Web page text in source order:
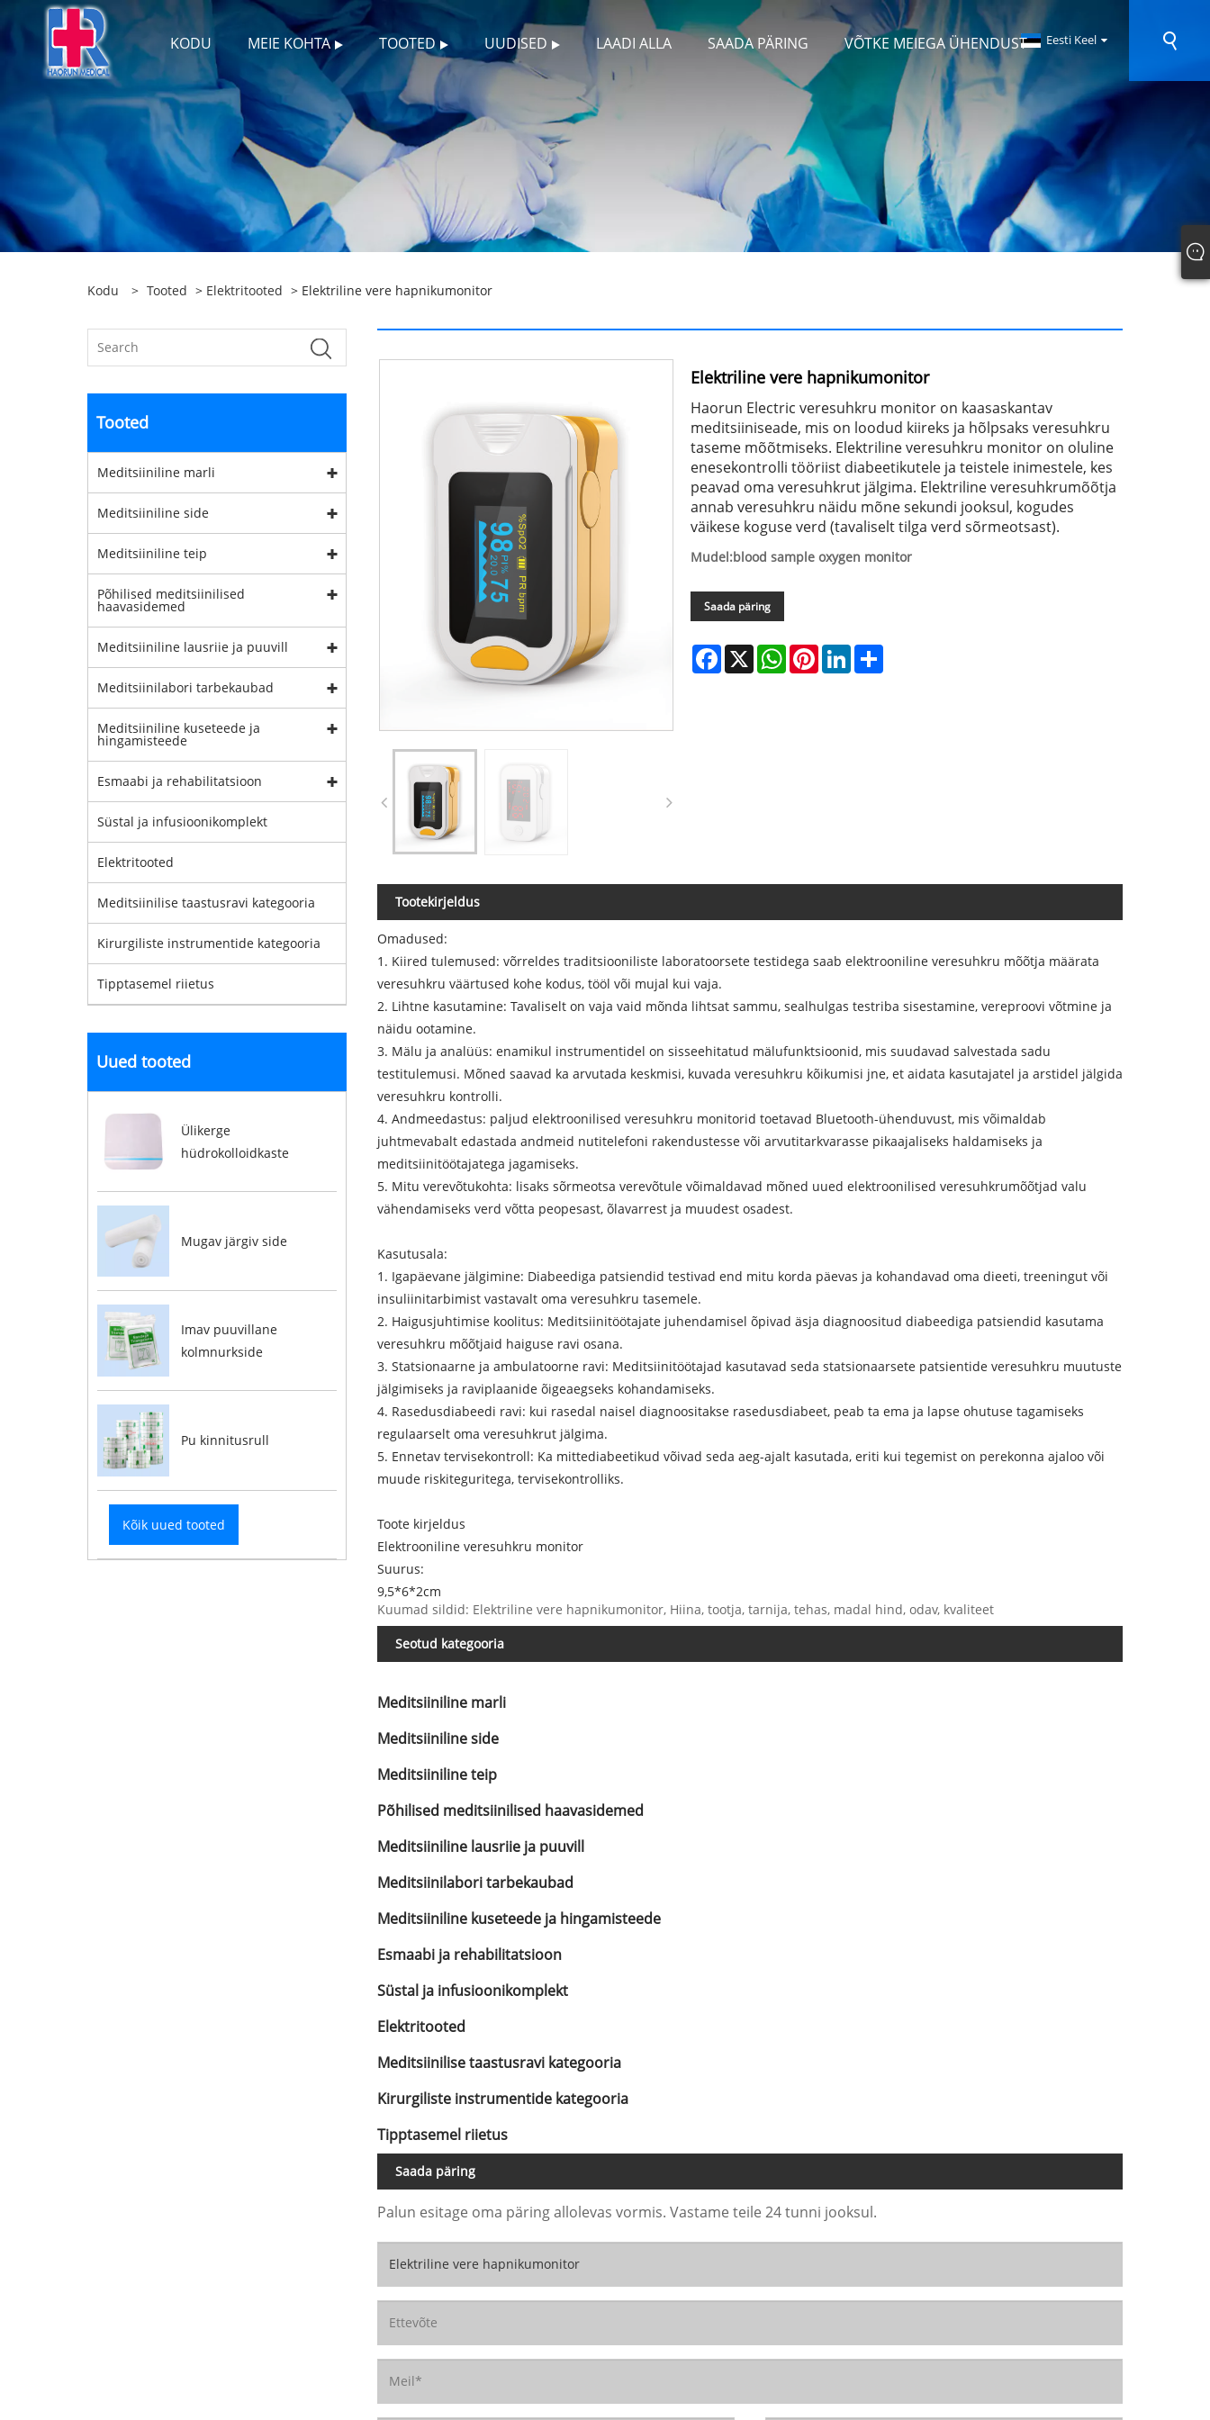
KODU MEIE KOHTA TOOTED UUDISED LAADI ALLA SAADA PÄRING VÕTKE MEIEGA ÜHENDUST Eesti Keel
Kodu > Tooted > Elektritooted > Elektriline vere hapnikumonitor
Tooted
Meditsiiniline marli
Meditsiiniline side
Meditsiiniline teip
Põhilised meditsiinilised
haavasidemed
Meditsiiniline lausriie ja puuvill
Meditsiinilabori tarbekaubad
Meditsiiniline kuseteede ja
hingamisteede
Esmaabi ja rehabilitatsioon
Süstal ja infusioonikomplekt
Elektritooted
Meditsiinilise taastusravi kategooria
Kirurgiliste instrumentide kategooria
Tipptasemel riietus
Uued tooted
Ülikerge
hüdrokolloidkaste
Mugav järgiv side
Imav puuvillane
kolmnurkside
Pu kinnitusrull
Kõik uued tooted
Elektriline vere hapnikumonitor
Haorun Electric veresuhkru monitor on kaasaskantav
meditsiiniseade, mis on loodud kiireks ja hõlpsaks veresuhkru
taseme mõõtmiseks. Elektriline veresuhkru monitor on oluline
enesekontrolli tööriist diabeetikutele ja teistele inimestele, kes
peavad oma veresuhkrut jälgima. Elektriline veresuhkrumõõtja
annab veresuhkru näidu mõne sekundi jooksul, kogudes
väikese koguse verd (tavaliselt tilga verd sõrmeotsast).
Mudel:blood sample oxygen monitor
Saada päring
Facebook
X WhatsAppPinterestLinkedInShare
Tootekirjeldus
Omadused:
1. Kiired tulemused: võrreldes traditsiooniliste laboratoorsete testidega saab elektrooniline veresuhkru mõõtja määrata
veresuhkru väärtused kohe kodus, tööl või mujal kui vaja.
2. Lihtne kasutamine: Tavaliselt on vaja vaid mõnda lihtsat sammu, sealhulgas testriba sisestamine, vereproovi võtmine ja
näidu ootamine.
3. Mälu ja analüüs: enamikul instrumentidel on sisseehitatud mälufunktsioonid, mis suudavad salvestada sadu
testitulemusi. Mõned saavad ka arvutada keskmisi, kuvada veresuhkru kõikumisi jne, et aidata kasutajatel ja arstidel jälgida
veresuhkru kontrolli.
4. Andmeedastus: paljud elektroonilised veresuhkru monitorid toetavad Bluetooth-ühenduvust, mis võimaldab
juhtmevabalt edastada andmeid nutitelefoni rakendustesse või arvutitarkvarasse pikaajaliseks haldamiseks ja
meditsiinitöötajatega jagamiseks.
5. Mitu verevõtukohta: lisaks sõrmeotsa verevõtule võimaldavad mõned uued elektroonilised veresuhkrumõõtjad valu
vähendamiseks verd võtta peopesast, õlavarrest ja muudest osadest.
Kasutusala:
1. Igapäevane jälgimine: Diabeediga patsiendid testivad end mitu korda päevas ja kohandavad oma dieeti, treeningut või
insuliinitarbimist vastavalt oma veresuhkru tasemele.
2. Haigusjuhtimise koolitus: Meditsiinitöötajate juhendamisel õpivad äsja diagnoositud diabeediga patsiendid kasutama
veresuhkru mõõtjaid haiguse ravi osana.
3. Statsionaarne ja ambulatoorne ravi: Meditsiinitöötajad kasutavad seda statsionaarsete patsientide veresuhkru muutuste
jälgimiseks ja raviplaanide õigeaegseks kohandamiseks.
4. Rasedusdiabeedi ravi: kui rasedal naisel diagnoositakse rasedusdiabeet, peab ta ema ja lapse ohutuse tagamiseks
regulaarselt oma veresuhkrut jälgima.
5. Ennetav tervisekontroll: Ka mittediabeetikud võivad seda aeg-ajalt kasutada, eriti kui tegemist on perekonna ajaloo või
muude riskiteguritega, tervisekontrolliks.
Toote kirjeldus
Elektrooniline veresuhkru monitor
Suurus:
9,5*6*2cm
Kuumad sildid: Elektriline vere hapnikumonitor, Hiina, tootja, tarnija, tehas, madal hind, odav, kvaliteet
Seotud kategooria
Meditsiiniline marli
Meditsiiniline side
Meditsiiniline teip
Põhilised meditsiinilised haavasidemed
Meditsiiniline lausriie ja puuvill
Meditsiinilabori tarbekaubad
Meditsiiniline kuseteede ja hingamisteede
Esmaabi ja rehabilitatsioon
Süstal ja infusioonikomplekt
Elektritooted
Meditsiinilise taastusravi kategooria
Kirurgiliste instrumentide kategooria
Tipptasemel riietus
Saada päring
Palun esitage oma päring allolevas vormis. Vastame teile 24 tunni jooksul.